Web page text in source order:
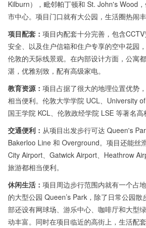
Kilburn）， 毗邻帕丁顿和 St. John's Wood
市中心。项目门口就有大公园，生活圈热闹丰
项目配套： 项目内配套十分完善，包含
安全、以及住户信箱和住户专享的空中花园
伦敦的天际线景观。在内部设计方面，公寓
湛，优雅别致，配有高级家电。
教育资源： 项目占据了很大的地理位置优势
相当便利。伦敦大学学院 UCL、University
国王学院 KCL、伦敦政经学院 LSE 等著名高
交通便利： 从项目出发步行可达 Queen's
Bakerloo Line 和 Overground。项目还能丝
City Airport、Gatwick Airport、Heathrow
旅游都相当便利。
休闲生活： 项目周边步行范围内就有一个占
的大型公园 Queen’s Park，除了日常公园
部还设有网球场、游乐中心、咖啡厅和大型
动丰富。同时在项目临近的高街上，生活配